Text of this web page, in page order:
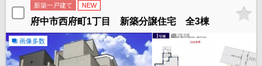
新築一戸建て NEW
府中市西府町1丁目 新築分譲住宅 全3棟
画像多数